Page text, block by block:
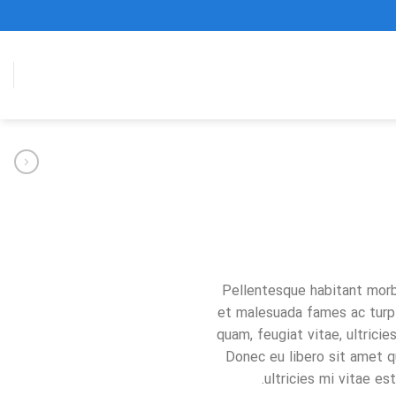
Pellentesque habitant
et malesuada fames ac
quam, feugiat vitae,
Donec eu libero sit amet
ultricies mi vitae